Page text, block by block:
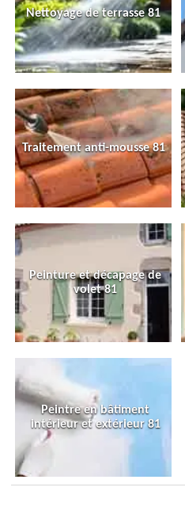
Nettoyage de terrasse 81
Traitement anti-mousse 81
Peinture et décapage de
volet 81
Peintre en bâtiment
intérieur et extérieur 81